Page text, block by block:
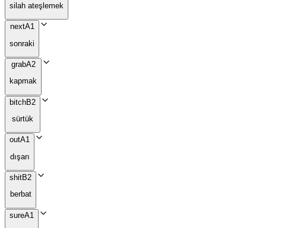
silah ateşlemek
nextA1
sonraki
grabA2
kapmak
bitchB2
sürtük
outA1
dışarı
shitB2
berbat
sureA1